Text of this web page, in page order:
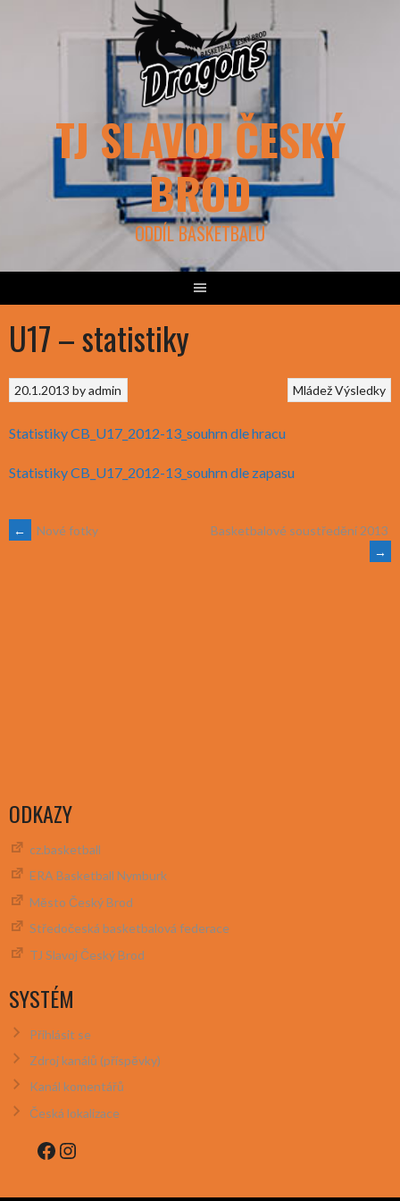
TJ SLAVOJ ČESKÝ
BROD
ODDÍL BASKETBALU
U17 – statistiky
MládežVýsledky
20.1.2013 byadmin
Statistiky CB_U17_2012-13_souhrn dle hracu
Statistiky CB_U17_2012-13_souhrn dle zapasu
POST
← Nové fotky
Basketbalové soustředění 2013
→
ODKAZY
cz.basketball
ERA Basketball Nymburk
Město Český Brod
Středočeská basketbalová federace
TJ Slavoj Český Brod
SYSTÉM
Přihlásit se
Zdroj kanálů (příspěvky)
Kanál komentářů
Česká lokalizace
Facebook
Instagram